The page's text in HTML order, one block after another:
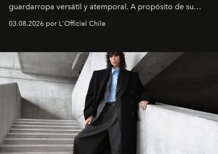
guardarropa versátil y atemporal. A propósito de su
lanzamiento, los fundadores de la firma neoyorquina y
la asesora creativa y jefa de diseño global de la marca
y la filosofía detrás de la propuesta.
03.08.2026 por L'Officiel Chile